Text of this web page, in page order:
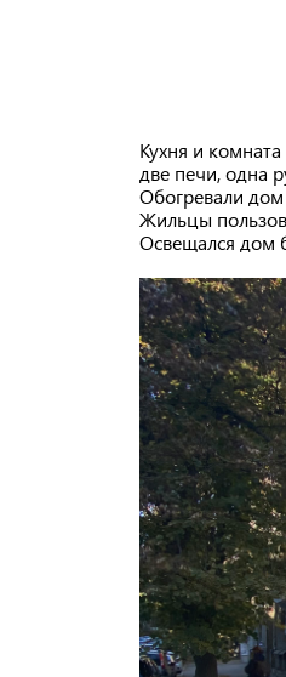
Кухня и
две печи, одна
Обогревали
Жильцы
Освещался дом